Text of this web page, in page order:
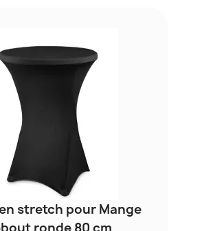
stretch pour Mange